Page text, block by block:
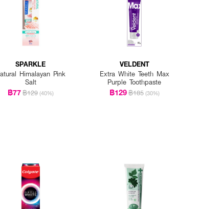
SPARKLE
Himalayan Pink
Salt
฿77฿129 (40%)
VELDENT
Extra White Teeth Max
Purple Toothpaste
฿129฿185 (30%)